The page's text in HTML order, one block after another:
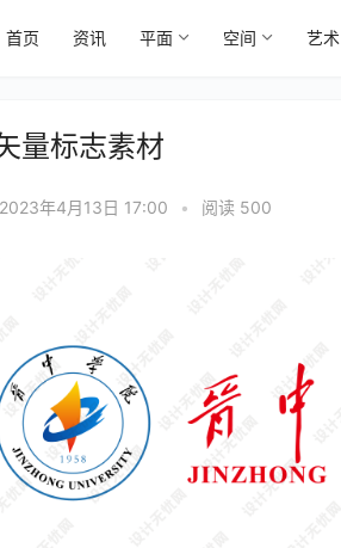
首页 资讯 平面 空间 艺术
量标志素材
2023年4月13日 17:00 • 阅读 500